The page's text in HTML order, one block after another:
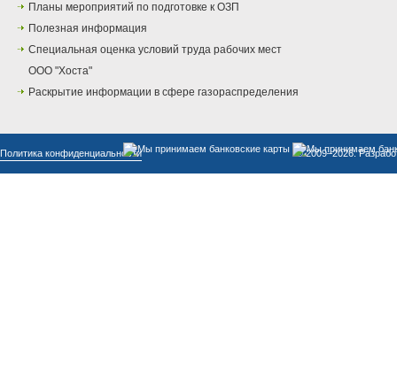
Планы мероприятий по подготовке к ОЗП
Полезная информация
Специальная оценка условий труда рабочих мест
ООО "Хоста"
Раскрытие информации в сфере газораспределения
Политика конфиденциальности © 2009–2026.